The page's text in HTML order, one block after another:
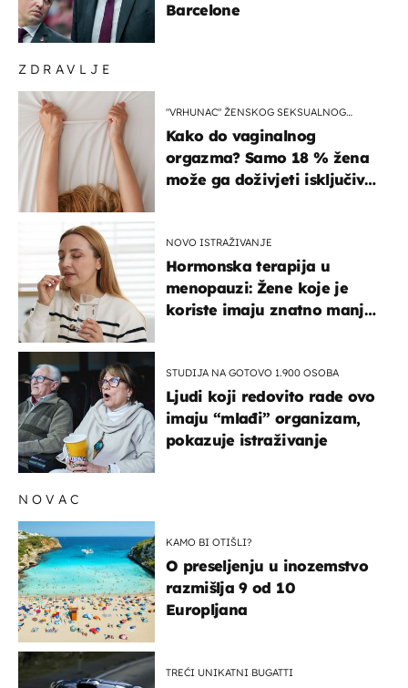
ZDRAVLJE
"VRHUNAC" ŽENSKOG SEKSUALNOG
Kako do vaginalnog
orgazma? Samo 18 % žena
može ga doživjeti isključivo
NOVO ISTRAŽIVANJE
Hormonska terapija u
menopauzi: Žene koje je
koriste imaju znatno manji
STUDIJA NA GOTOVO 1.900 OSOBA
Ljudi koji redovito rade ovo
imaju “mlađi” organizam,
pokazuje istraživanje
Barcelone
NOVAC
KAMO BI OTIŠLI?
O preseljenju u inozemstvo
razmišlja 9 od 10
Europljana
TREĆI UNIKATNI BUGATTI